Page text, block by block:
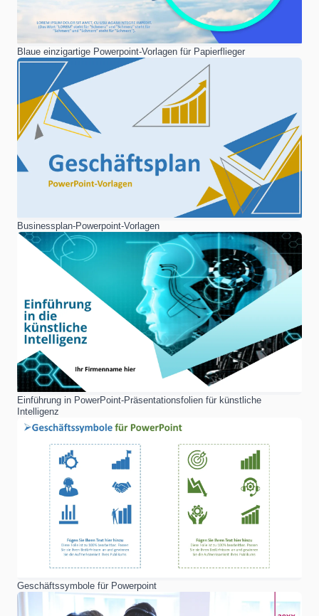
Blaue einzigartige Powerpoint-Vorlagen für Papierflieger
Businessplan-Powerpoint-Vorlagen
Einführung in PowerPoint-Präsentationsfolien für künstliche
Intelligenz
Geschäftssymbole für Powerpoint